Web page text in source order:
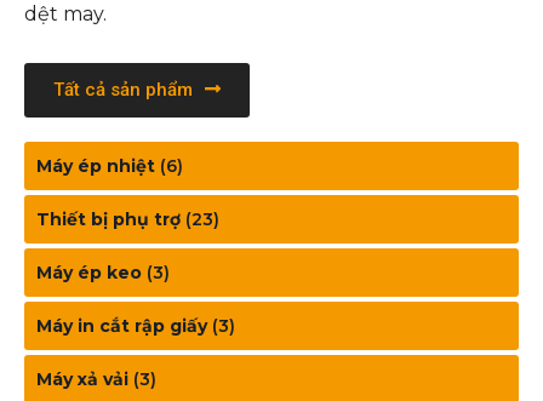
dệt may.
Tất cả sản phẩm
Máy ép nhiệt (6)
Thiết bị phụ trợ (23)
Máy ép keo (3)
Máy in cắt rập giấy (3)
Máy xả vải (3)